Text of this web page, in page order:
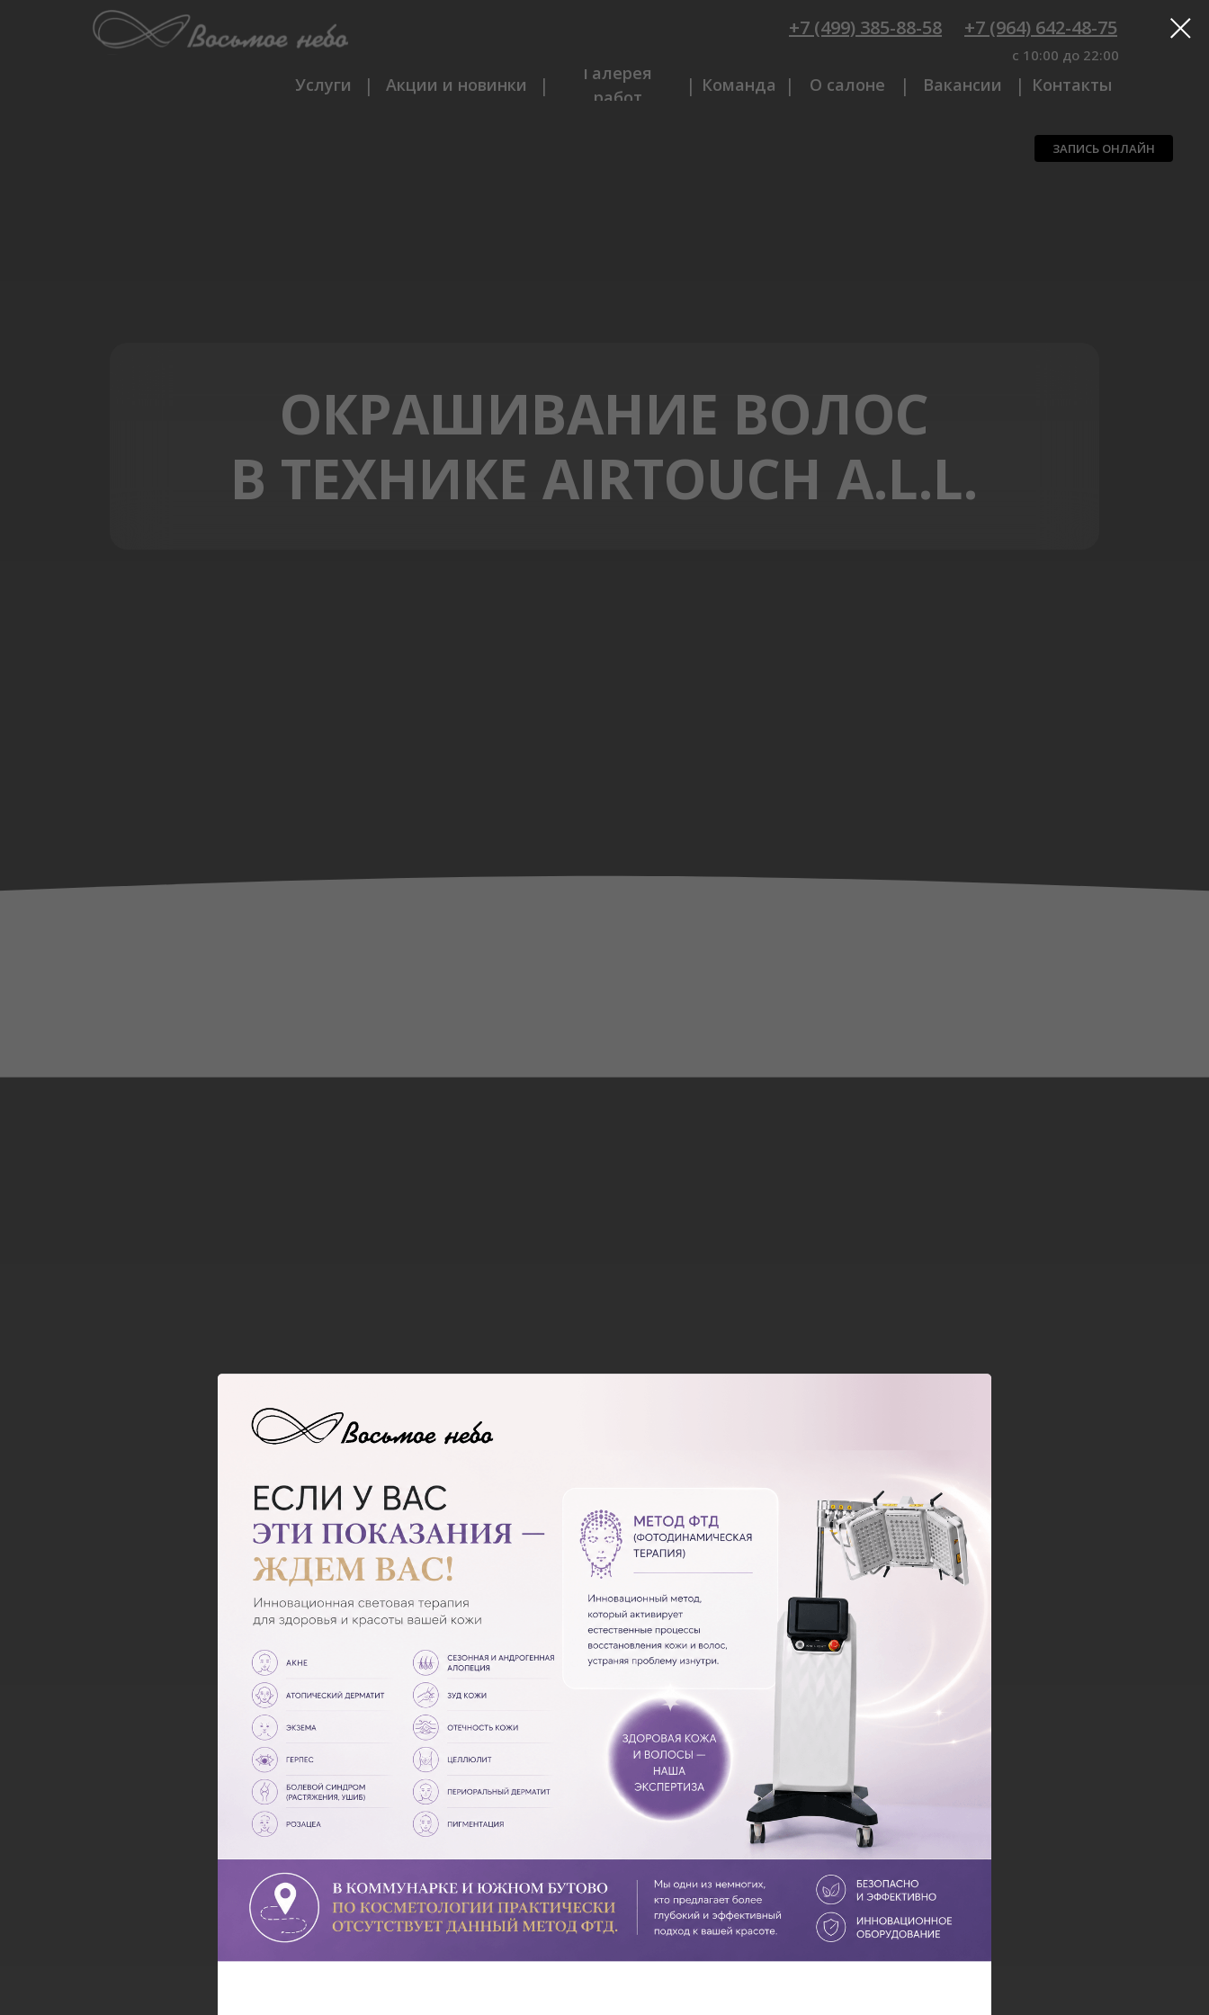
c 10:00 до 22:00
+7 (964) 642-48-75
+7 (499) 385-88-58
Контакты
О салоне
Команда
Галерея
работ
Услуги Акции и новинки |
|
|
|
| Вакансии |
ОКРАШИВАНИЕ ВОЛОС
В ТЕХНИКЕ AIRTOUCH A.L.L.
ЗАПИСЬ ОНЛАЙН